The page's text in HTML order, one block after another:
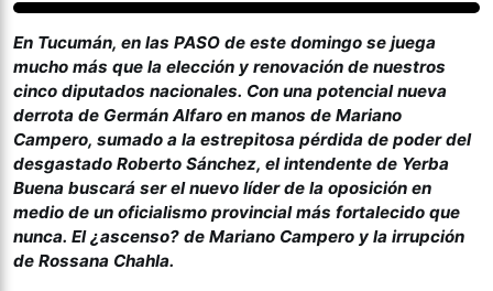
En Tucumán, en las PASO de este domingo se juega
mucho más que la elección y renovación de nuestros
cinco diputados nacionales. Con una potencial nueva
derrota de Germán Alfaro en manos de Mariano
Campero, sumado a la estrepitosa pérdida de poder del
desgastado Roberto Sánchez, el intendente de Yerba
Buena buscará ser el nuevo líder de la oposición en
medio de un oficialismo provincial más fortalecido que
nunca. El ¿ascenso? de Mariano Campero y la irrupción
de Rossana Chahla.